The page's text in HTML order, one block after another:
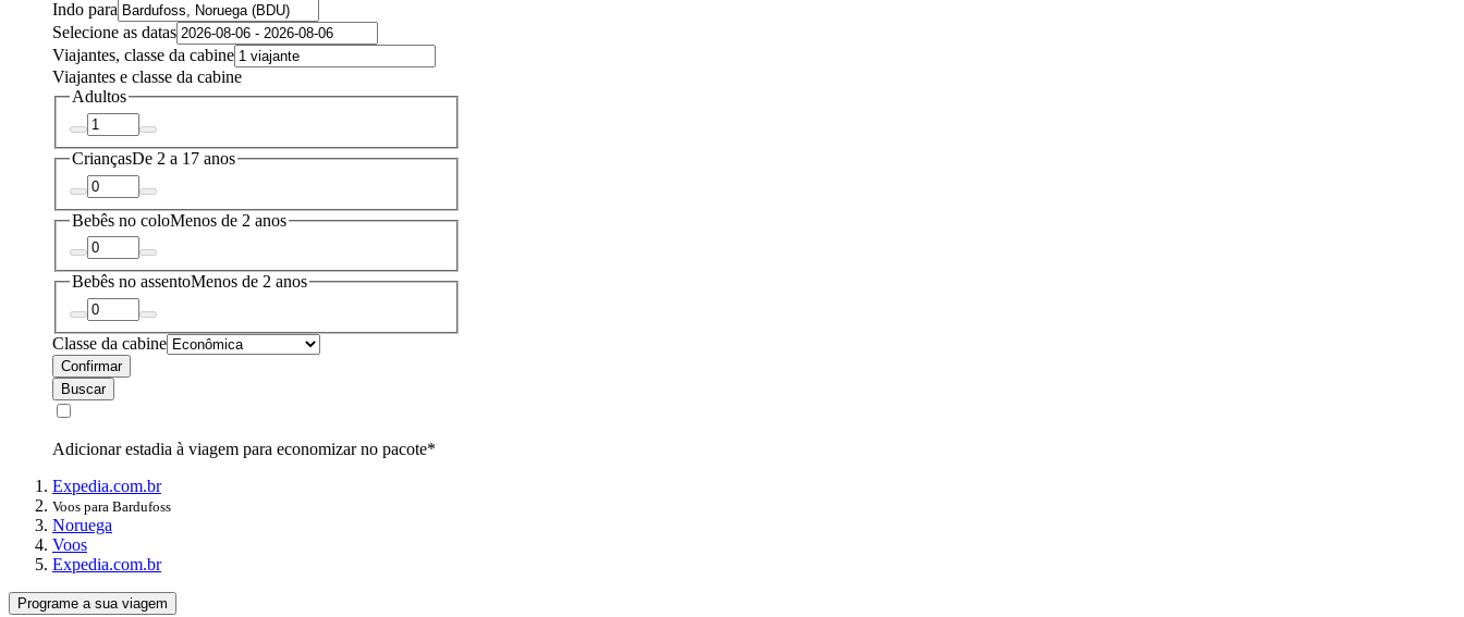
Indo para
Selecione as datas
Viajantes, classe da cabine
Viajantes e classe da cabine
Adultos
CriançasDe 2 a 17 anos
Bebês no coloMenos de 2 anos
Bebês no assentoMenos de 2 anos
Classe da cabine
Confirmar
Buscar
Adicionar estadia à viagem para economizar no pacote*
Expedia.com.br
Voos para Bardufoss
Noruega
Voos
Expedia.com.br
Programe a sua viagem